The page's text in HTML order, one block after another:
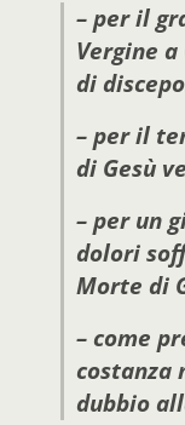
– per il
Vergine
di
– per il
di Gesù
– per un
dolori
Morte di
– come
costanza
dubbio